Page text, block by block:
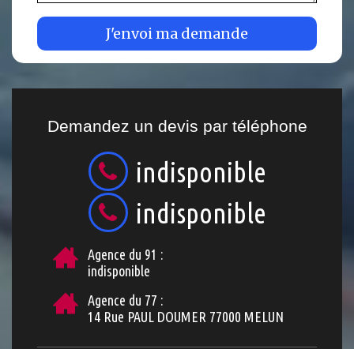
Demandez un devis par téléphone
indisponible
indisponible
Agence du 91 :
indisponible
Agence du 77 :
14 Rue PAUL DOUMER 77000 MELUN